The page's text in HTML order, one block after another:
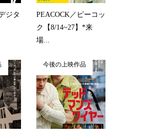
ジタ
PEACOCK／ピーコッ
ク【8/14~27】*来
場...
今後の上映作品